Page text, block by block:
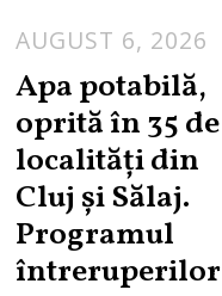
AUGUST 6, 2026
Apa potabilă,
oprită în 35 de
localități din
Cluj și Sălaj.
Programul
întreruperilor